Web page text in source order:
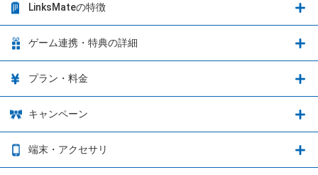
LinksMateの特徴
LinksMateの特徴
音声通話料金がもっとオトクに
データ通信容量繰り越し
ゲーム連携・特典の詳細
ゲーム連携・特典の詳細
ブレイブソード×ブレイズソウル
プラン・料金
プラン・料金
3種類のSIMタイプ
キャンペーン
お得なキャンペーン実施中！
端末・アクセサリ